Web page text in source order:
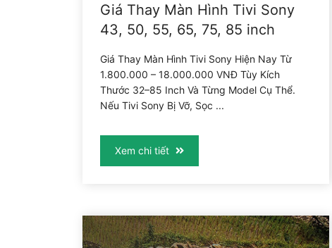
Giá Thay Màn Hình Tivi Sony
43, 50, 55, 65, 75, 85 inch
Giá Thay Màn Hình Tivi Sony Hiện Nay Từ
1.800.000 – 18.000.000 VNĐ Tùy Kích
Thước 32–85 Inch Và Từng Model Cụ Thể.
Nếu Tivi Sony Bị Vỡ, Sọc ...
Xem chi tiết